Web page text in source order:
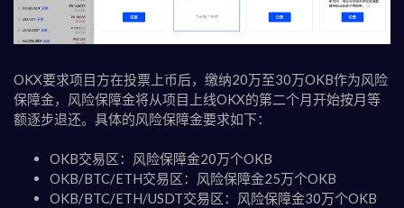
OKX要求项目方在投票上币后，缴纳20万至30万OKB作为风险
保障金，风险保障金将从项目上线OKX的第二个月开始按月等
额逐步退还。具体的风险保障金要求如下：
OKB交易区：风险保障金20万个OKB
OKB/BTC/ETH交易区：风险保障金25万个OKB
OKB/BTC/ETH/USDT交易区：风险保障金30万个OKB